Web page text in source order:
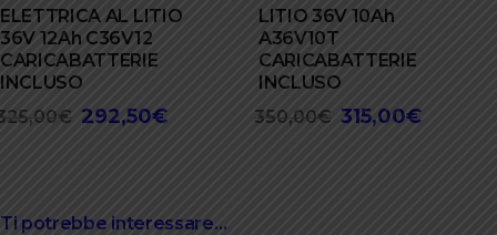
ELETTRICA AL LITIO
36V 12Ah C36V12
CARICABATTERIE
INCLUSO
€ Il
325,00€.
292,50€
292,50€.
LITIO 36V 10Ah
A36V10T
CARICABATTERIE
INCLUSO
350,00€ Il
315,00€Il
Ti potrebbe interessare…